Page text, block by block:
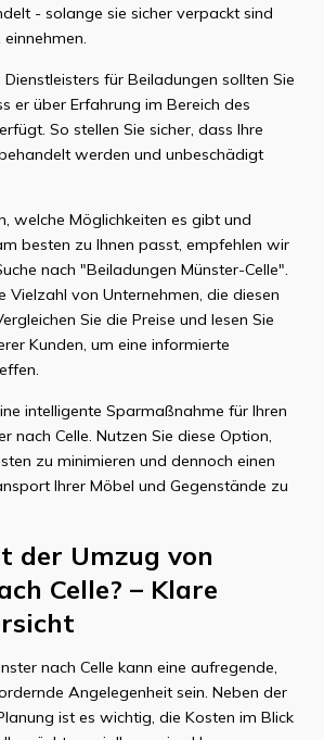
- solange sie sicher verpackt sind
für Beiladungen sollten Sie
er über Erfahrung im Bereich des
So stellen Sie sicher, dass Ihre
werden und unbeschädigt
welche Möglichkeiten es gibt und
besten zu Ihnen passt, empfehlen wir
nach "Beiladungen Münster-Celle".
Vielzahl von Unternehmen, die diesen
Sie die Preise und lesen Sie
Kunden, um eine informierte
intelligente Sparmaßnahme für Ihren
nach Celle. Nutzen Sie diese Option,
zu minimieren und dennoch einen
Ihrer Möbel und Gegenstände zu
der Umzug von
Celle? – Klare
nach Celle kann eine aufregende,
Angelegenheit sein. Neben der
ist es wichtig, die Kosten im Blick